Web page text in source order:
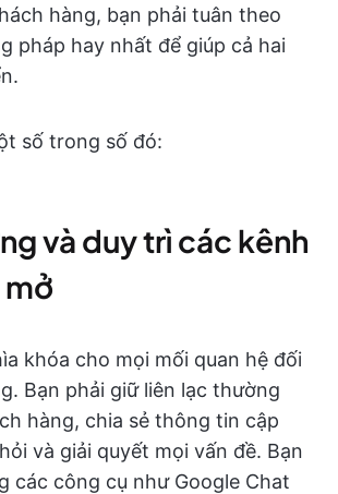
hàng, bạn phải tuân theo
pháp hay nhất để giúp cả hai
số trong số đó:
và duy trì các kênh
khóa cho mọi mối quan hệ đối
Bạn phải giữ liên lạc thường
hàng, chia sẻ thông tin cập
và giải quyết mọi vấn đề. Bạn
các công cụ như Google Chat